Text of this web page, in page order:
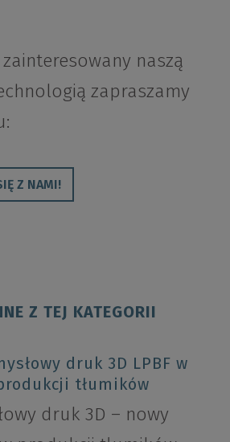
zainteresowany naszą
zapraszamy
Z NAMI!
Z TEJ KATEGORII
druk 3D LPBF w
tłumików
druk 3D – nowy